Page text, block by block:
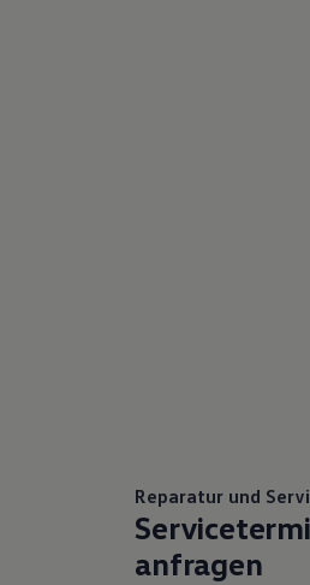
Reparatur und
anfragen